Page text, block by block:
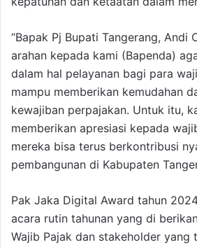
“Bapak Pj Bupati Tangerang, Andi
arahan kepada kami (Bapenda)
dalam hal pelayanan bagi para
mampu memberikan kemudahan
kewajiban perpajakan. Untuk itu,
memberikan apresiasi kepada
mereka bisa terus berkontribusi
pembangunan di Kabupaten
Pak Jaka Digital Award tahun
acara rutin tahunan yang di
Wajib Pajak dan stakeholder yang